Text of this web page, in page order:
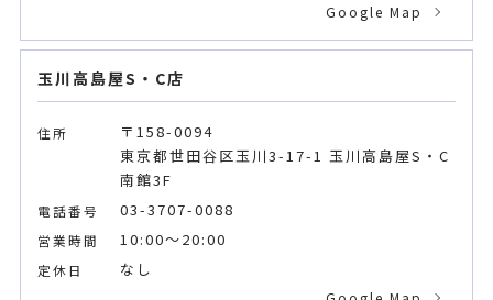
Google Map
玉川高島屋S・C店
住所
〒158-0094
東京都世田谷区玉川3-17-1 玉川高島屋S・C
南館3F
電話番号 03-3707-0088
営業時間 10:00～20:00
定休日 なし